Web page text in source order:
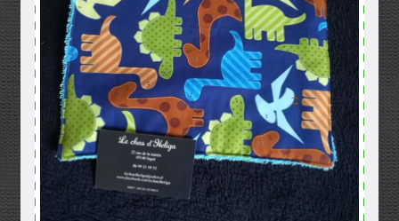
Mentions légales
Mon compte
Panier
Politique de confidentialité
Validation de la commande